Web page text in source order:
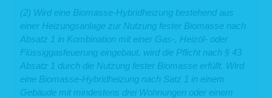
(2) Wird eine Biomasse-Hybridheizung bestehend aus
einer Heizungsanlage zur Nutzung fester Biomasse nach
Absatz 1 in Kombination mit einer Gas-, Heizöl- oder
Flüssiggasfeuerung eingebaut, wird die Pflicht nach § 43
Absatz 1 durch die Nutzung fester Biomasse erfüllt. Wird
eine Biomasse-Hybridheizung nach Satz 1 in einem
Gebäude mit mindestens drei Wohnungen oder einem
oder auf sonstige Weise verarbeitet wurden, nicht mehr notwendig.
Sie widerrufen Ihre Einwilligung, auf die wir die Verarbeitung gemäß Art. 6
Abs. 1 lit. a DSGVO oder Art. 9 Abs. 2 lit. a DSGVO stützen, und es fehlt
an einer anderweitigen Rechtsgrundlage für die Verarbeitung.
Sie legen gemäß Art. 21 Abs. 1 DSGVO Widerspruch gegen die
Verarbeitung ein und es liegen keine vorrangigen berechtigten Gründe
für die Verarbeitung vor, oder Sie legen gemäß Art. 21 Abs. 2 DSGVO
Widerspruch gegen die Verarbeitung ein.
Ihre personenbezogenen Daten wurden unrechtmäßig verarbeitet.